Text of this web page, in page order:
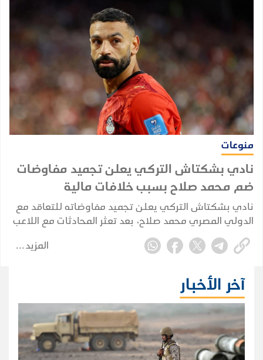
منوعات
نادي بشكتاش التركي يعلن تجميد مفاوضات
ضم محمد صلاح بسبب خلافات مالية
نادي بشكتاش التركي يعلن تجميد مفاوضاته للتعاقد مع
الدولي المصري محمد صلاح، بعد تعثر المحادثات مع اللاعب
وممثليه بسبب خلافات مالية، وفق ما أكده المدير الرياضي
للنادي أوندير أوزين.
المزيد
آخر الأخبار